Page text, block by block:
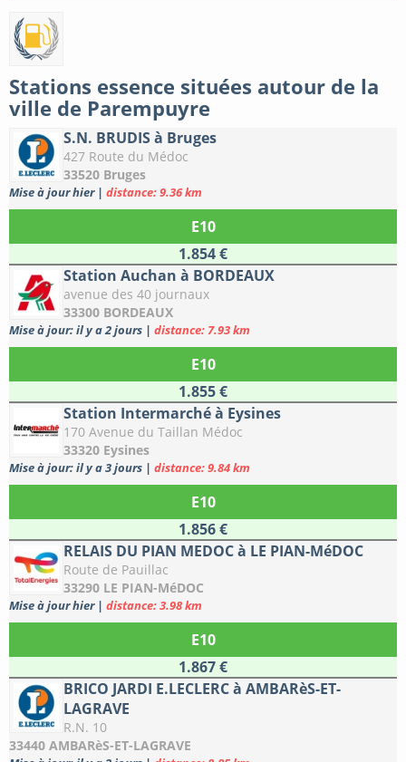
Stations essence situées autour de la
ville de Parempuyre
S.N. BRUDIS à Bruges
427 Route du Médoc
33520 Bruges
Mise à jour hier | distance: 9.36 km
E10
1.854 €
Station Auchan à BORDEAUX
avenue des 40 journaux
33300 BORDEAUX
Mise à jour: il y a 2 jours | distance: 7.93 km
E10
1.855 €
Station Intermarché à Eysines
170 Avenue du Taillan Médoc
33320 Eysines
Mise à jour: il y a 3 jours | distance: 9.84 km
E10
1.856 €
RELAIS DU PIAN MEDOC à LE PIAN-MéDOC
Route de Pauillac
33290 LE PIAN-MéDOC
Mise à jour hier | distance: 3.98 km
E10
1.867 €
BRICO JARDI E.LECLERC à AMBARèS-ET-
LAGRAVE
R.N. 10
33440 AMBARèS-ET-LAGRAVE